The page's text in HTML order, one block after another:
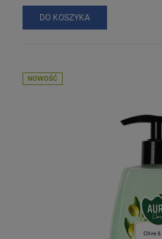
DO KOSZYKA
NOWOŚĆ